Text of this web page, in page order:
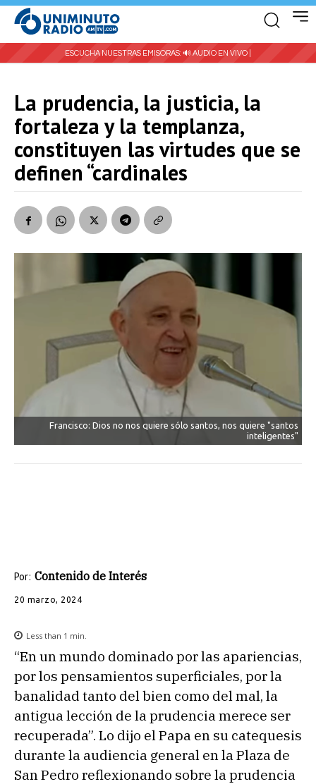
ESCUCHA NUESTRAS EMISORAS: 🔊 AUDIO EN VIVO |
La prudencia, la justicia, la
fortaleza y la templanza,
constituyen las virtudes que se
definen “cardinales
Francisco: Dios no nos quiere sólo santos, nos quiere "santos
inteligentes"
Por: Contenido de Interés
20 marzo, 2024
Less than 1 min.
“En un mundo dominado por las apariencias,
por los pensamientos superficiales, por la
banalidad tanto del bien como del mal, la
antigua lección de la prudencia merece ser
recuperada”. Lo dijo el Papa en su catequesis
durante la audiencia general en la Plaza de
San Pedro reflexionando sobre la prudencia